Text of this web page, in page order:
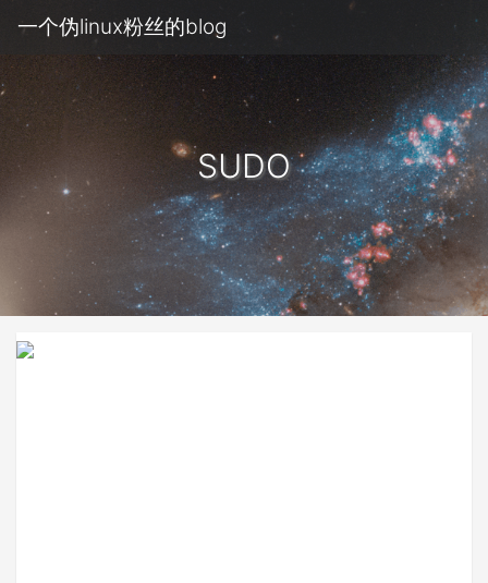
一个伪linux粉丝的blog
SUDO